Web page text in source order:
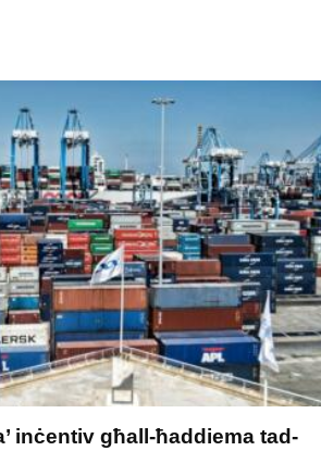
inċentiv għall-ħaddiema tad-